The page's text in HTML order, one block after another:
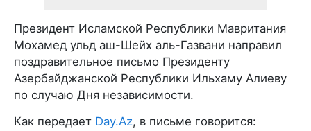
Президент Исламской Республики Мавритания
Мохамед ульд аш-Шейх аль-Газвани направил
поздравительное письмо Президенту
Азербайджанской Республики Ильхаму Алиеву
по случаю Дня независимости.
Как передает Day.Az, в письме говорится: